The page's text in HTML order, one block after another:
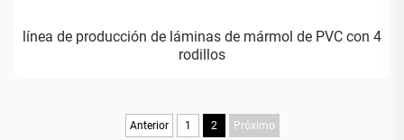
línea de producción de láminas de mármol de PVC con 4
rodillos
Anterior 1 2 Próximo